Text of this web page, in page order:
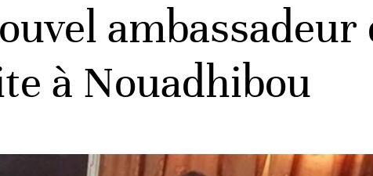
ambassadeur
à Nouadhibou